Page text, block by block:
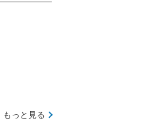
もっと見る